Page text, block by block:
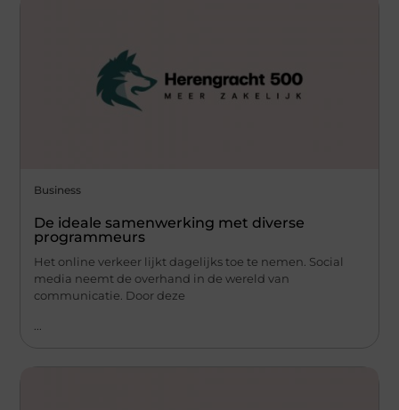
Business
De ideale samenwerking met diverse
programmeurs
Het online verkeer lijkt dagelijks toe te nemen. Social
media neemt de overhand in de wereld van
communicatie. Door deze